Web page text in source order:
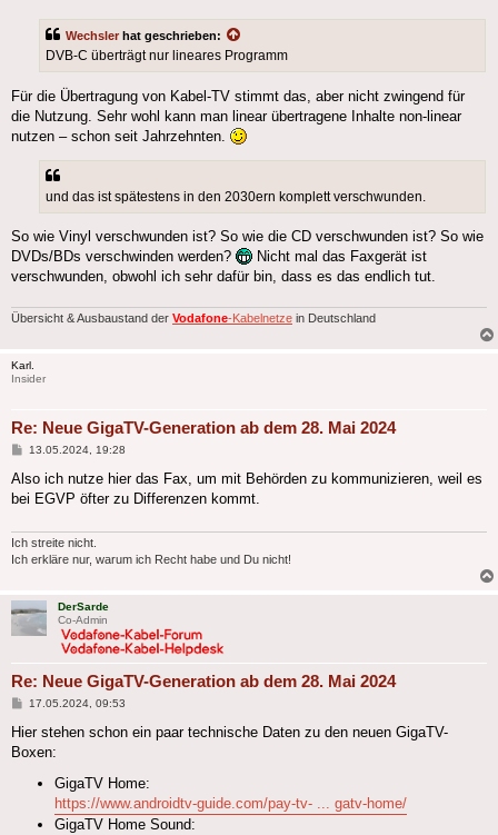
Wechsler hat geschrieben:
DVB-C überträgt nur lineares Programm
Für die Übertragung von Kabel-TV stimmt das, aber nicht zwingend für
die Nutzung. Sehr wohl kann man linear übertragene Inhalte non-linear
nutzen – schon seit Jahrzehnten.
und das ist spätestens in den 2030ern komplett verschwunden.
So wie Vinyl verschwunden ist? So wie die CD verschwunden ist? So wie
DVDs/BDs verschwinden werden?
Nicht mal das Faxgerät ist
verschwunden, obwohl ich sehr dafür bin, dass es das endlich tut.
Übersicht & Ausbaustand der Vodafone-Kabelnetze in Deutschland
Karl.
Insider
Re: Neue GigaTV-Generation ab dem 28. Mai 2024
Beitrag
13.05.2024, 19:28
Also ich nutze hier das Fax, um mit Behörden zu kommunizieren, weil es
bei EGVP öfter zu Differenzen kommt.
Ich streite nicht.
Ich erkläre nur, warum ich Recht habe und Du nicht!
DerSarde
Co-Admin
Re: Neue GigaTV-Generation ab dem 28. Mai 2024
Beitrag
17.05.2024, 09:53
Hier stehen schon ein paar technische Daten zu den neuen GigaTV-
Boxen:
GigaTV Home:
https://www.androidtv-guide.com/pay-tv- ... gatv-home/
GigaTV Home Sound: